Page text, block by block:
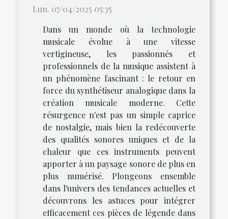
Lun. 07/04/2025 05:35
Dans un monde où la technologie
musicale évolue à une vitesse
vertigineuse, les passionnés et
professionnels de la musique assistent à
un phénomène fascinant : le retour en
force du synthétiseur analogique dans la
création musicale moderne. Cette
résurgence n'est pas un simple caprice
de nostalgie, mais bien la redécouverte
des qualités sonores uniques et de la
chaleur que ces instruments peuvent
apporter à un paysage sonore de plus en
plus numérisé. Plongeons ensemble
dans l'univers des tendances actuelles et
découvrons les astuces pour intégrer
efficacement ces pièces de légende dans